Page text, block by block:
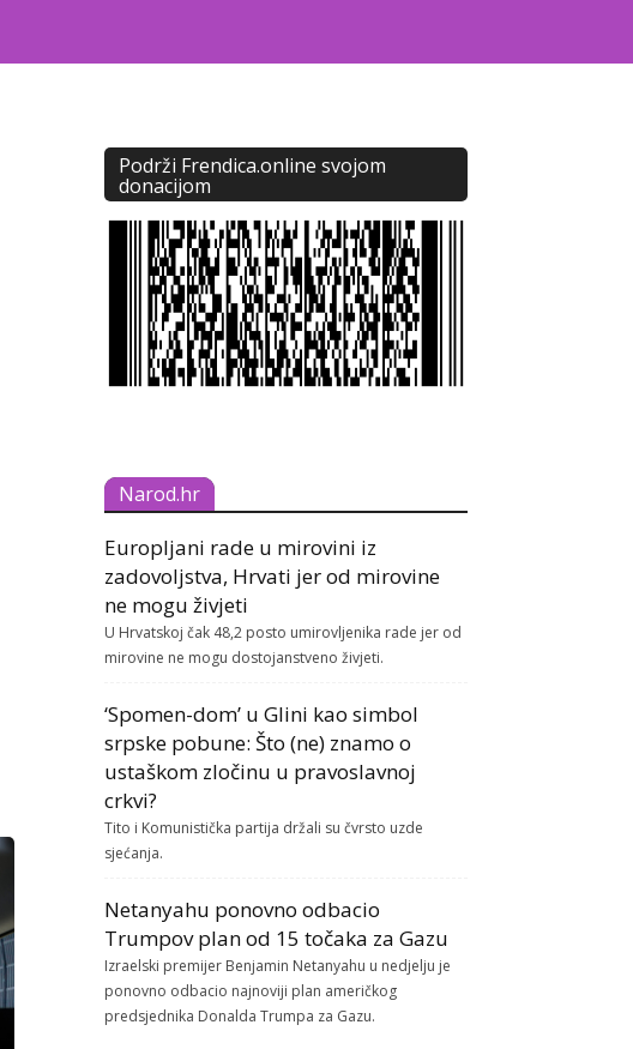
Podrži Frendica.online svojom
donacijom
Narod.hr
Europljani rade u mirovini iz
zadovoljstva, Hrvati jer od mirovine
ne mogu živjeti
U Hrvatskoj čak 48,2 posto umirovljenika rade jer od
mirovine ne mogu dostojanstveno živjeti.
‘Spomen-dom’ u Glini kao simbol
srpske pobune: Što (ne) znamo o
ustaškom zločinu u pravoslavnoj
crkvi?
Tito i Komunistička partija držali su čvrsto uzde
sjećanja.
Netanyahu ponovno odbacio
Trumpov plan od 15 točaka za Gazu
Izraelski premijer Benjamin Netanyahu u nedjelju je
ponovno odbacio najnoviji plan američkog
predsjednika Donalda Trumpa za Gazu.